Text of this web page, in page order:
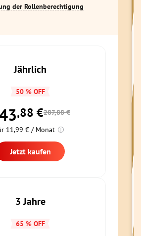
der Rollenberechtigung
Jährlich
50 % OFF
,88 €287,88 €
11,99 € / Monat
Jetzt kaufen
3 Jahre
65 % OFF